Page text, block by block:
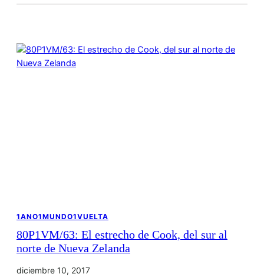
1ANO1MUNDO1VUELTA
80P1VM/63: El estrecho de Cook, del sur al
norte de Nueva Zelanda
diciembre 10, 2017